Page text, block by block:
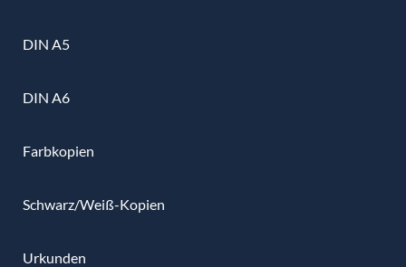
DIN A5
DIN A6
Farbkopien
Schwarz/Weiß-Kopien
Urkunden